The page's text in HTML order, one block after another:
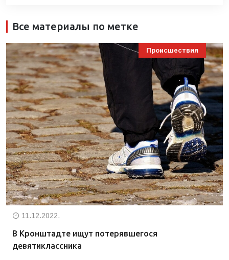
Все материалы по метке
Происшествия
11.12.2022.
В Кронштадте ищут потерявшегося
девятиклассника